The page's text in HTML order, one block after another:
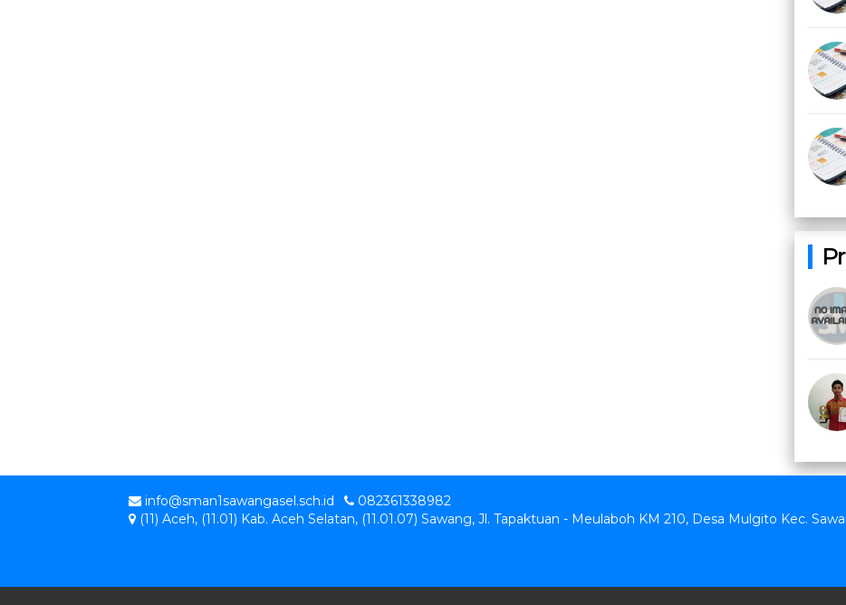
info@sman1sawangasel.sch.id
082361338982
(11) Aceh, (11.01) Kab. Aceh Selatan, (11.01.07) Sawang, Jl. Tapaktuan - Meulaboh KM 210, Desa Mulgito Kec.